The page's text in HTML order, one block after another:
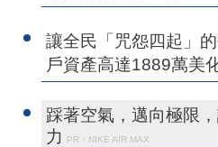
讓全民「咒怨四起」
戶資產高達1889萬美
踩著空氣，邁向極限
力
PR・NIKE AIR MAX